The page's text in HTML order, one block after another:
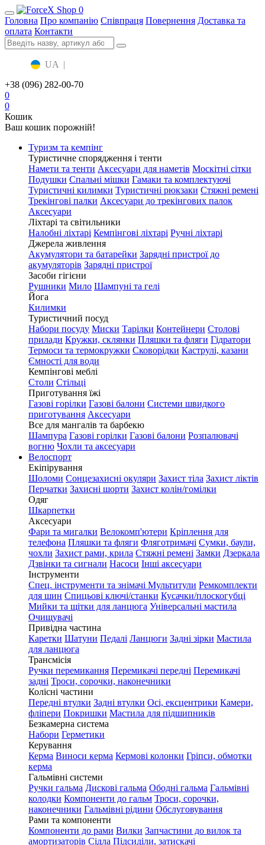
0
Головна Про компанію Співпраця Повернення Доставка та
оплата Контакти
UA |
+38 (096) 282-00-70
0
0
Кошик
Ваш кошик порожній!
Туризм та кемпінг
Туристичне спорядження і тенти
Намети та тенти Аксесуари для наметів Москітні сітки
Подушки Спальні мішки Гамаки та комплектуючі
Туристичні килимки Туристичні рюкзаки Стяжні ремені
Трекінгові палки Аксесуари до трекінгових палок
Аксесуари
Ліхтарі та світильники
Налобні ліхтарі Кемпінгові ліхтарі Ручні ліхтарі
Джерела живлення
Акумулятори та батарейки Зарядні пристрої до
акумуляторів Зарядні пристрої
Засоби гігієни
Рушники Мило Шампуні та гелі
Йога
Килимки
Туристичний посуд
Набори посуду Миски Тарілки Контейнери Столові
прилади Кружки, склянки Пляшки та фляги Гідратори
Термоси та термокружки Сковорідки Каструлі, казани
Ємності для води
Кемпінгові меблі
Столи Стільці
Приготування їжі
Газові горілки Газові балони Системи швидкого
приготування Аксесуари
Все для мангалів та барбекю
Шампура Газові горілки Газові балони Розпалювачі
вогню Чохли та аксесуари
Велоспорт
Екіпірування
Шоломи Сонцезахисні окуляри Захист тіла Захист ліктів
Перчатки Захисні шорти Захист колін/гомілки
Одяг
Шкарпетки
Аксесуари
Фари та мигалки Велокомп'ютери Кріплення для
телефона Пляшки та фляги Фляготримачі Сумки, баули,
чохли Захист рами, крила Стяжні ремені Замки Дзеркала
Дзвінки та сигнали Насоси Інші аксесуари
Інструменти
Спец. інструменти та знімачі Мультитули Ремкомплекти
для шин Спицьові ключі/станки Кусачки/плоскогубці
Мийки та щітки для ланцюга Універсальні мастила
Очищувачі
Привідна частина
Каретки Шатуни Педалі Ланцюги Задні зірки Мастила
для ланцюга
Трансмісія
Ручки перемикання Перемикачі передні Перемикачі
задні Троси, сорочки, наконечники
Колісні частини
Передні втулки Задні втулки Осі, ексцентрики Камери,
фліпери Покришки Мастила для підшипників
Безкамерна система
Набори Герметики
Керування
Керма Виноси керма Кермові колонки Гріпси, обмотки
керма
Гальмівні системи
Ручки гальма Дискові гальма Ободні гальма Гальмівні
колодки Компоненти до гальм Троси, сорочки,
наконечники Гальмівні рідини Обслуговування
Рами та компоненти
Компоненти до рами Вилки Запчастини до вилок та
амортизаторів Сідла Підсиділи, затискачі